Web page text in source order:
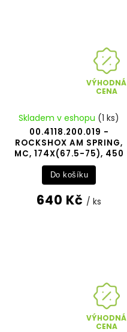
VÝHODNÁ
CENA
00.4118.200.019 -
ROCKSHOX AM SPRING,
MC, 174X(67.5-75), 450
Skladem v eshopu (1 ks)
640 Kč / ks
Do košíku
VÝHODNÁ
CENA